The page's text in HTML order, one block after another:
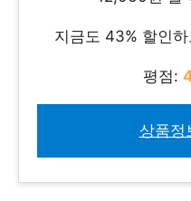
지금도 43% 할인
평점:
상품정